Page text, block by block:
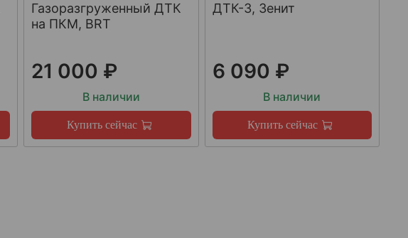
Газоразгруженный ДТК
на ПКМ, BRT
21 000 ₽
В наличии
Купить сейчас
ДТК-3, Зенит
6 090 ₽
В наличии
Купить сейчас